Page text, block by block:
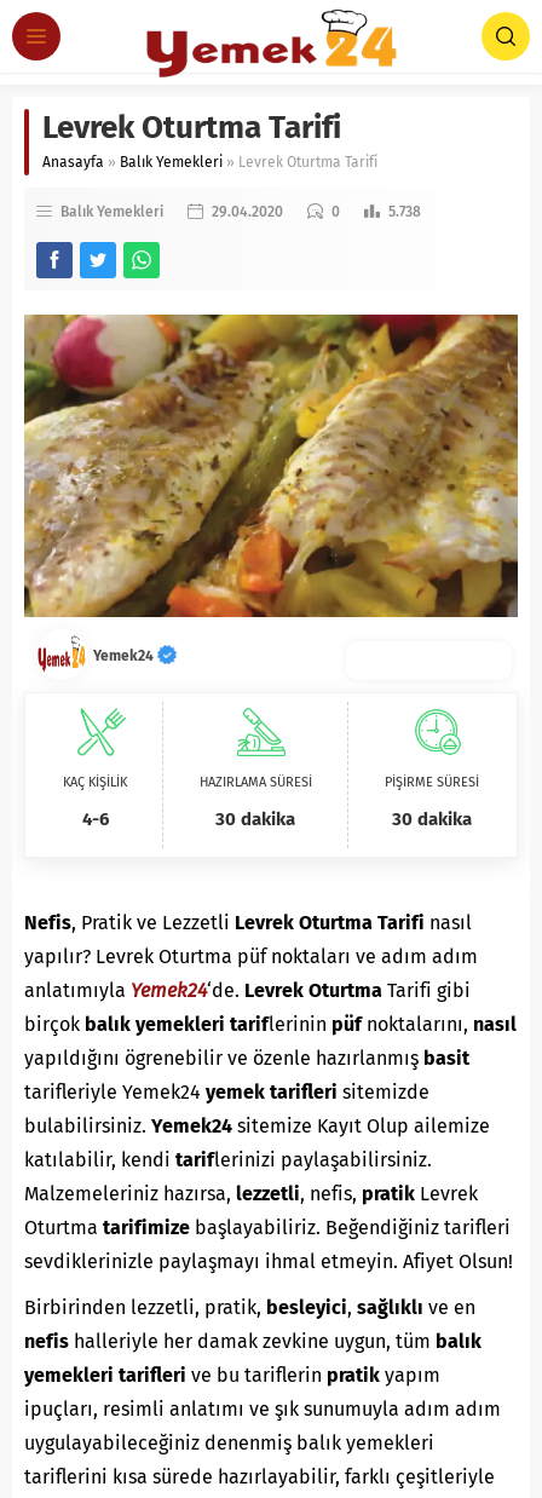
Levrek Oturtma Tarifi
Anasayfa » Balık Yemekleri » Levrek Oturtma Tarifi
Balık Yemekleri 29.04.2020 0 5.738
Yemek24
KAÇ KİŞİLİK
4-6
HAZIRLAMA SÜRESİ
30 dakika
PİŞİRME SÜRESİ
30 dakika
Nefis, Pratik ve Lezzetli Levrek Oturtma Tarifi nasıl
yapılır? Levrek Oturtma püf noktaları ve adım adım
anlatımıyla Yemek24‘de. Levrek Oturtma Tarifi gibi
birçok balık yemekleri tariflerinin püfnoktalarını, nasıl
yapıldığını ögrenebilir ve özenle hazırlanmış basit
tarifleriyle Yemek24 yemek tarifleri sitemizde
bulabilirsiniz. Yemek24 sitemize Kayıt Olup ailemize
katılabilir, kendi tariflerinizi paylaşabilirsiniz.
Malzemeleriniz hazırsa, lezzetli, nefis, pratik Levrek
Oturtma tarifimize başlayabiliriz. Beğendiğiniz tarifleri
sevdiklerinizle paylaşmayı ihmal etmeyin. Afiyet Olsun!
Birbirinden lezzetli, pratik, besleyici, sağlıklı ve en
nefis halleriyle her damak zevkine uygun, tüm balık
yemekleri tarifleri ve bu tariflerin pratik yapım
ipuçları, resimli anlatımı ve şık sunumuyla adım adım
uygulayabileceğiniz denenmiş balık yemekleri
tariflerini kısa sürede hazırlayabilir, farklı çeşitleriyle